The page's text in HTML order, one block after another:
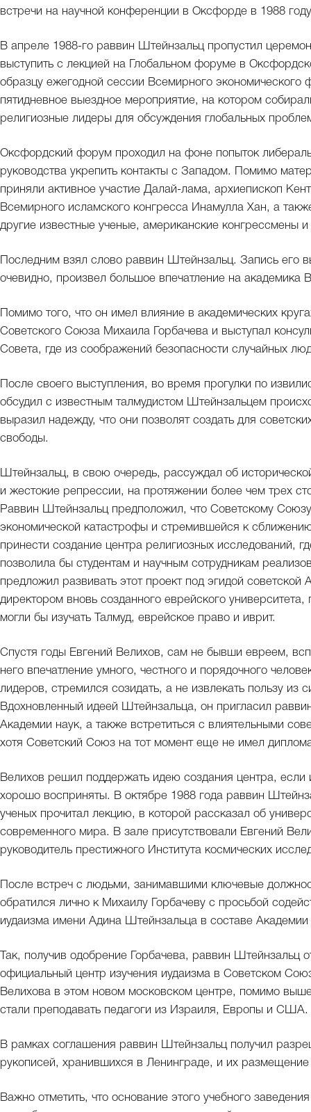
встречи на научной конференции в Оксфорде в 1988
В апреле 1988-го раввин Штейнзальц пропустил
выступить с лекцией на Глобальном форуме в
образцу ежегодной сессии Всемирного
пятидневное выездное мероприятие, на котором
религиозные лидеры для обсуждения глобальных
Оксфордский форум проходил на фоне попыток
руководства укрепить контакты с Западом. Помимо
приняли активное участие Далай-лама, архиепископ
Всемирного исламского конгресса Инамулла Хан, а
другие известные ученые, американские конгрессмены
Последним взял слово раввин Штейнзальц. Запись его
очевидно, произвел большое впечатление на академика
Помимо того, что он имел влияние в академических
Советского Союза Михаила Горбачева и выступал
Совета, где из соображений безопасности случайных
После своего выступления, во время прогулки по
обсудил с известным талмудистом Штейнзальцем
выразил надежду, что они позволят создать для
свободы.
Штейнзальц, в свою очередь, рассуждал об
и жестокие репрессии, на протяжении более чем трех
Раввин Штейнзальц предположил, что Советскому
экономической катастрофы и стремившейся к
принести создание центра религиозных исследований,
позволила бы студентам и научным сотрудникам
предложил развивать этот проект под эгидой советской
директором вновь созданного еврейского
могли бы изучать Талмуд, еврейское право и иврит.
Спустя годы Евгений Велихов, сам не бывши евреем,
него впечатление умного, честного и порядочного
лидеров, стремился созидать, а не извлекать пользу
Вдохновленный идеей Штейнзальца, он пригласил
Академии наук, а также встретиться с влиятельными
хотя Советский Союз на тот момент еще не имел
Велихов решил поддержать идею создания центра, если
хорошо восприняты. В октябре 1988 года раввин
ученых прочитал лекцию, в которой рассказал об
современного мира. В зале присутствовали Евгений
руководитель престижного Института космических
После встреч с людьми, занимавшими ключевые
обратился лично к Михаилу Горбачеву с просьбой
иудаизма имени Адина Штейнзальца в составе
Так, получив одобрение Горбачева, раввин Штейнзальц
официальный центр изучения иудаизма в Советском
Велихова в этом новом московском центре, помимо
стали преподавать педагоги из Израиля, Европы и США.
В рамках соглашения раввин Штейнзальц получил
рукописей, хранившихся в Ленинграде, и их
Важно отметить, что основание этого учебного